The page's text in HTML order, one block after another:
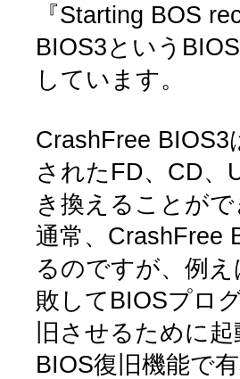
『Starting BOS
BIOS3という
しています。
CrashFree
されたFD、CD、
き換えることがで
通常、CrashFree
るのですが、例
敗してBIOSプロ
旧させるために
BIOS復旧機能で